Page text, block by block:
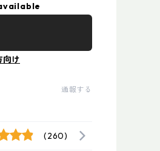
向け
通報する
(260)